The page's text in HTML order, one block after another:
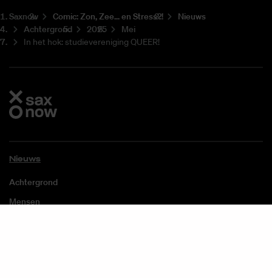
Saxnow Co­mic: Zon, Zee... en Stress?!
Nieuws
Achtergrond
2025
Mei
In het hok: studievereniging QUEER!
Nieuws
Achtergrond
Mensen